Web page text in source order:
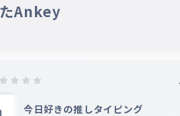
Ankey
今日好きの推しタイピング